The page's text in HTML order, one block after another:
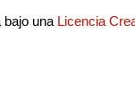
bajo una Licencia